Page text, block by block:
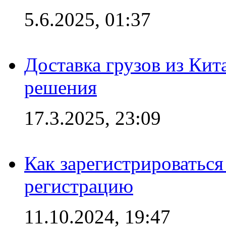
5.6.2025, 01:37
Доставка грузов из
решения
17.3.2025, 23:09
Как
регистрацию
11.10.2024, 19:47